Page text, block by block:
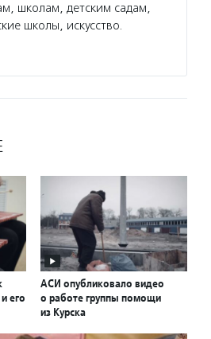
школам, детским садам,
школы, искусство.
его
АСИ опубликовало видео
о работе группы помощи
из Курска